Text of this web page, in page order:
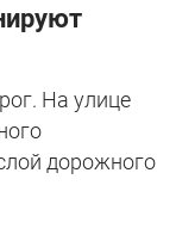
На улице
дорожного